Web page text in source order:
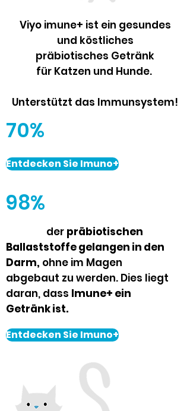
Viyo imune+ ist ein gesundes
und köstliches
präbiotisches Getränk
für Katzen und Hunde.
Unterstützt das Immunsystem!
70%
Entdecken Sie Imuno+
der präbiotischen
Ballaststoffe gelangen in den
Darm, ohne im Magen
abgebaut zu werden. Dies liegt
daran, dass Imune+ ein
Getränk ist.
98%
Entdecken Sie Imuno+